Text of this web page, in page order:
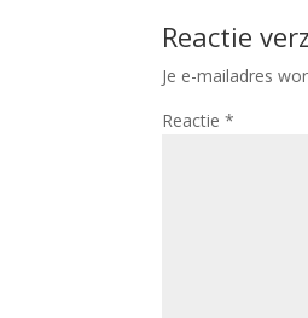
Reactie
Je e-mailadres
Reactie*